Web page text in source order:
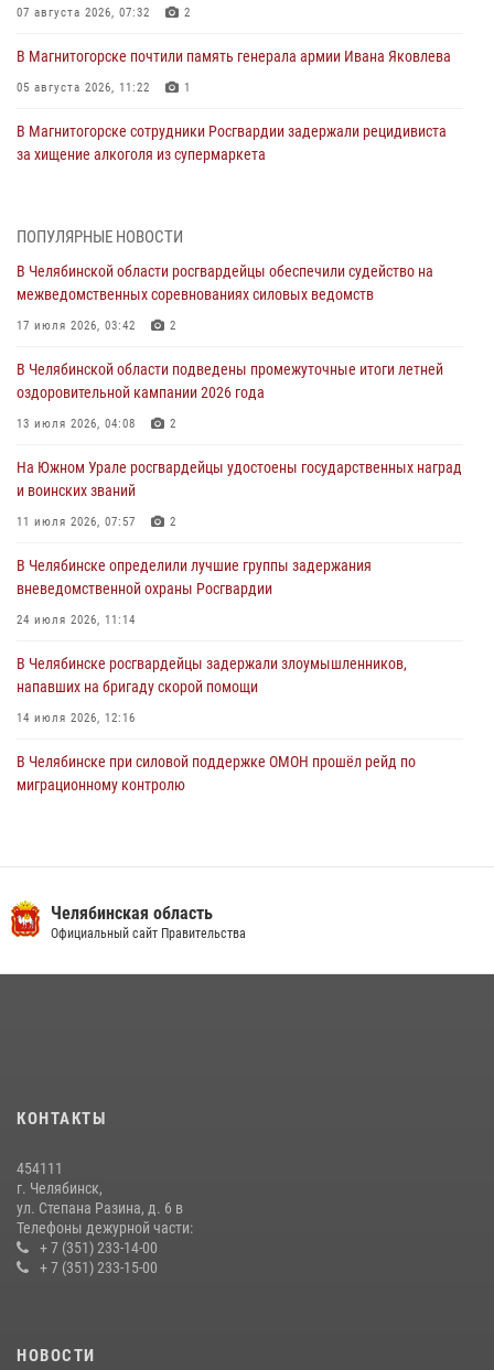
07 августа 2026, 07:32 2
В Магнитогорске почтили память генерала армии Ивана Яковлева
05 августа 2026, 11:22 1
В Магнитогорске сотрудники Росгвардии задержали рецидивиста
за хищение алкоголя из супермаркета
На Южном Урале спецназ Росгвардии провел военно-полевые
Росгвардейцы задержали трёх магазинных воров в Челябинске
На Южном Урале сотрудники Росгвардии задержали
подозреваемого в совершении убийства
В Челябинской области росгвардейцами по горячим следам
задержан подозреваемый в грабеже
ПОПУЛЯРНЫЕ НОВОСТИ
В Челябинской области росгвардейцы обеспечили судейство на
межведомственных соревнованиях силовых ведомств
17 июля 2026, 03:42 2
В Челябинской области подведены промежуточные итоги летней
оздоровительной кампании 2026 года
13 июля 2026, 04:08 2
На Южном Урале росгвардейцы удостоены государственных наград
и воинских званий
11 июля 2026, 07:57 2
В Челябинске определили лучшие группы задержания
вневедомственной охраны Росгвардии
24 июля 2026, 11:14
В Челябинске росгвардейцы задержали злоумышленников,
напавших на бригаду скорой помощи
14 июля 2026, 12:16
В Челябинске при силовой поддержке ОМОН прошёл рейд по
миграционному контролю
13 июля 2026, 03:02 5
14 июля 2026, 05:15
Законодательное Собрание
Челябинской области
КОНТАКТЫ
454111
г. Челябинск,
ул. Степана Разина, д. 6 в
Телефоны дежурной части:
+ 7 (351) 233-14-00
+ 7 (351) 233-15-00
НОВОСТИ